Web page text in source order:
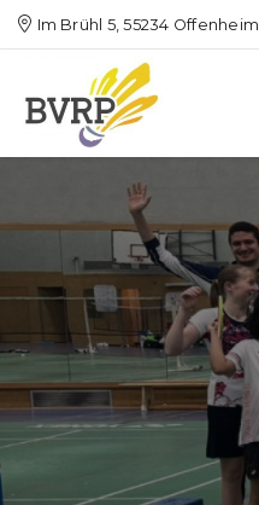
Im Brühl 5, 55234 Offenheim